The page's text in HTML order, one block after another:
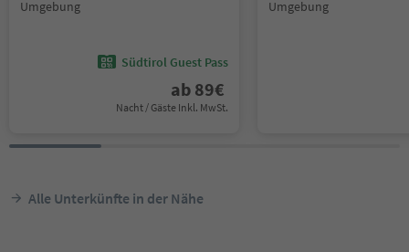
Umgebung
Südtirol Guest Pass
ab 89€
Nacht / Gäste Inkl. MwSt.
Umgebung
Alle Unterkünfte in der Nähe